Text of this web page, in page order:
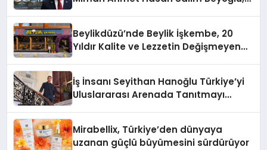
Hayata Geçirecek
Beylikdüzü’nde Beylik İşkembe, 20
Yıldır Kalite ve Lezzetin Değişmeyen
İş İnsanı Seyithan Hanoğlu Türkiye’yi
Uluslararası Arenada Tanıtmayı
Mirabellix, Türkiye’den dünyaya
uzanan güçlü büyümesini sürdürüyor